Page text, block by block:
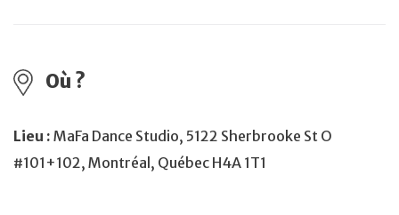
Où ?
Lieu : MaFa Dance Studio, 5122 Sherbrooke St O
#101+102, Montréal, Québec H4A 1T1